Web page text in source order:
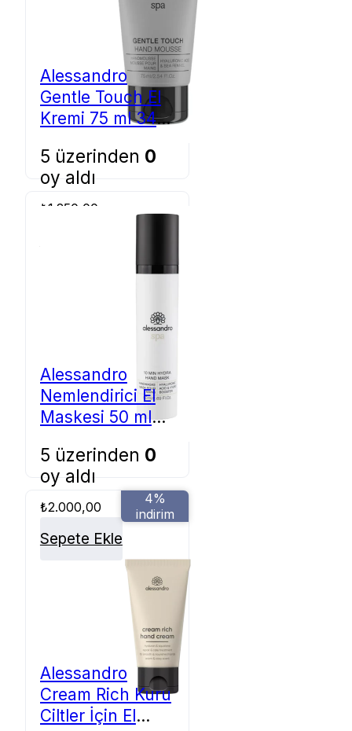
Alessandro
Gentle Touch El
Kremi 75 ml 34-
5 üzerinden 0
oy aldı
₺1.250,00
Alessandro
Nemlendirici El
Maskesi 50 ml
5 üzerinden 0
oy aldı
₺2.000,00
Sepete Ekle
4%
indirim
Alessandro
Cream Rich Kuru
Ciltler İçin El